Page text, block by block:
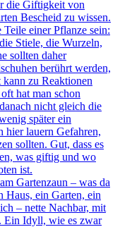
die Giftigkeit von
Bescheid zu wissen.
einer Pflanze sein:
Stiele, die Wurzeln,
sollten daher
berührt werden,
zu Reaktionen
hat man schon
nicht gleich die
später ein
hier lauern Gefahren,
sollten. Gut, dass es
was giftig und wo
ist.
Gartenzaun – was da
ein Garten, ein
– nette Nachbar, mit
Ein Idyll, wie es zwar